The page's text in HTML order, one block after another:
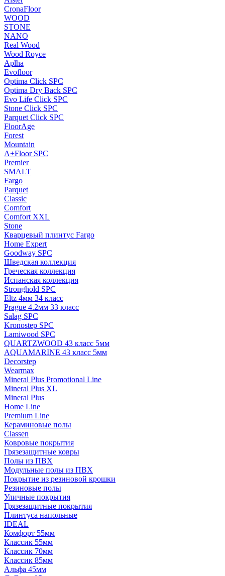
CronaFloor
WOOD
STONE
NANO
Real Wood
Wood Royce
Aplha
Evofloor
Optima Click SPC
Optima Dry Back SPC
Evo Life Click SPC
Stone Click SPC
Parquet Click SPC
FloorAge
Forest
Mountain
A+Floor SPC
Premier
SMALT
Fargo
Parquet
Classic
Comfort
Comfort XXL
Stone
Кварцевый плинтус Fargo
Home Expert
Goodway SPC
Шведская коллекция
Греческая коллекция
Испанская коллекция
Stronghold SPC
Eltz 4мм 34 класс
Prague 4.2мм 33 класс
Salag SPC
Kronostep SPC
Lamiwood SPC
QUARTZWOOD 43 класс 5мм
AQUAMARINE 43 класс 5мм
Decorstep
Wearmax
Mineral Plus Promotional Line
Mineral Plus XL
Mineral Plus
Home Line
Premium Line
Кераминовые полы
Classen
Ковровые покрытия
Грязезащитные ковры
Полы из ПВХ
Модульные полы из ПВХ
Покрытие из резиновой крошки
Резиновые полы
Уличные покрытия
Грязезащитные покрытия
Плинтуса напольные
IDEAL
Комфорт 55мм
Классик 55мм
Классик 70мм
Классик 85мм
Альфа 45мм